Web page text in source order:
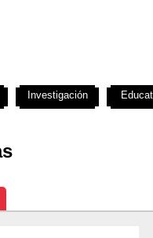
Investigación